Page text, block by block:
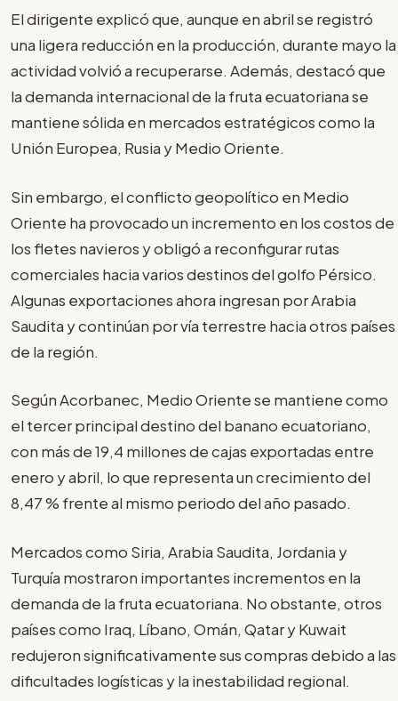
El dirigente explicó que, aunque en abril se registró
una ligera reducción en la producción, durante mayo la
actividad volvió a recuperarse. Además, destacó que
la demanda internacional de la fruta ecuatoriana se
mantiene sólida en mercados estratégicos como la
Unión Europea, Rusia y Medio Oriente.
Sin embargo, el conflicto geopolítico en Medio
Oriente ha provocado un incremento en los costos de
los fletes navieros y obligó a reconfigurar rutas
comerciales hacia varios destinos del golfo Pérsico.
Algunas exportaciones ahora ingresan por Arabia
Saudita y continúan por vía terrestre hacia otros países
de la región.
Según Acorbanec, Medio Oriente se mantiene como
el tercer principal destino del banano ecuatoriano,
con más de 19,4 millones de cajas exportadas entre
enero y abril, lo que representa un crecimiento del
8,47 % frente al mismo periodo del año pasado.
Mercados como Siria, Arabia Saudita, Jordania y
Turquía mostraron importantes incrementos en la
demanda de la fruta ecuatoriana. No obstante, otros
países como Iraq, Líbano, Omán, Qatar y Kuwait
redujeron significativamente sus compras debido a las
dificultades logísticas y la inestabilidad regional.